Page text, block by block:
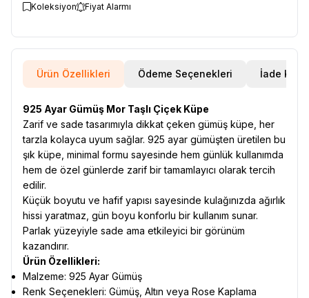
Koleksiyon Fiyat Alarmı
Ürün Özellikleri Ödeme Seçenekleri İade
925 Ayar Gümüş Mor Taşlı Çiçek Küpe
Zarif ve sade tasarımıyla dikkat çeken gümüş küpe, her
tarzla kolayca uyum sağlar. 925 ayar gümüşten üretilen bu
şık küpe, minimal formu sayesinde hem günlük kullanımda
hem de özel günlerde zarif bir tamamlayıcı olarak tercih
edilir.
Küçük boyutu ve hafif yapısı sayesinde kulağınızda ağırlık
hissi yaratmaz, gün boyu konforlu bir kullanım sunar.
Parlak yüzeyiyle sade ama etkileyici bir görünüm
kazandırır.
Ürün Özellikleri:
Malzeme: 925 Ayar Gümüş
Renk Seçenekleri: Gümüş, Altın veya Rose Kaplama